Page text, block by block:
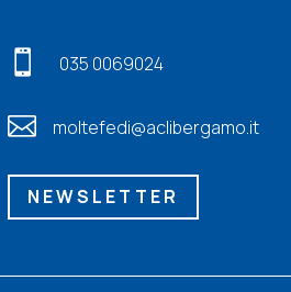
 035 0069024
 moltefedi@aclibergamo.it
NEWSLETTER